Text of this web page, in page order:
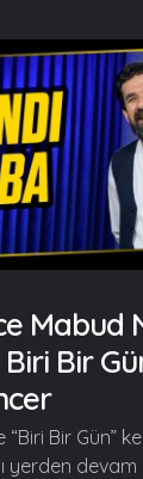
Mabud
Bir
Bir Gün”
yerden devam